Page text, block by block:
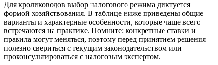
Для кролиководов выбор налогового режима диктуется
формой хозяйствования. В таблице ниже приведены общие
варианты и характерные особенности, которые чаще всего
встречаются на практике. Помните: конкретные ставки и
правила могут меняться, поэтому перед принятием решения
полезно свериться с текущим законодательством или
проконсультироваться с налоговым экспертом.